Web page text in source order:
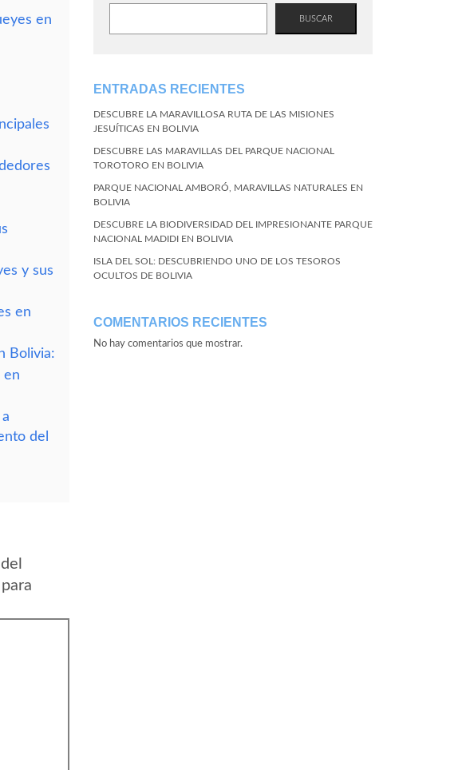
en
y sus
en
Bolivia:
en
del
BUSCAR
ENTRADAS RECIENTES
DESCUBRE LA MARAVILLOSA RUTA DE LAS MISIONES
JESUÍTICAS EN BOLIVIA
DESCUBRE LAS MARAVILLAS DEL PARQUE NACIONAL
TOROTORO EN BOLIVIA
PARQUE NACIONAL AMBORÓ, MARAVILLAS NATURALES EN
BOLIVIA
DESCUBRE LA BIODIVERSIDAD DEL IMPRESIONANTE PARQUE
NACIONAL MADIDI EN BOLIVIA
ISLA DEL SOL: DESCUBRIENDO UNO DE LOS TESOROS
OCULTOS DE BOLIVIA
COMENTARIOS RECIENTES
No hay comentarios que mostrar.